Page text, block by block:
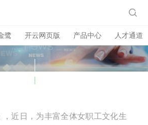
鹭 开云网页版 产品中心 人才通道

，近日，为丰富全体女职工文化生